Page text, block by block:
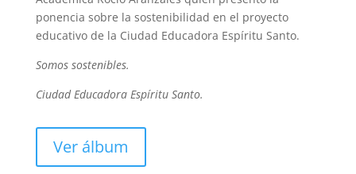
ponencia sobre la sostenibilidad en el proyecto
educativo de la Ciudad Educadora Espíritu Santo.
Somos sostenibles.
Ciudad Educadora Espíritu Santo.
Ver álbum